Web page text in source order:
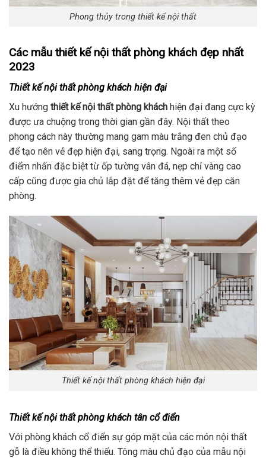
Phong thủy trong thiết kế nội thất
Các mẫu thiết kế nội thất phòng khách đẹp nhất
2023
Thiết kế nội thất phòng khách hiện đại
Xu hướng thiết kế nội thất phòng khách hiện đại đang cực kỳ
được ưa chuộng trong thời gian gần đây. Nội thất theo
phong cách này thường mang gam màu trắng đen chủ đạo
để tạo nên vẻ đẹp hiện đại, sang trọng. Ngoài ra một số
điểm nhấn đặc biệt từ ốp tường vân đá, nẹp chỉ vàng cao
cấp cũng được gia chủ lắp đặt để tăng thêm vẻ đẹp căn
phòng.
Thiết kế nội thất phòng khách hiện đại
Thiết kế nội thất phòng khách tân cổ điển
Với phòng khách cổ điển sự góp mặt của các món nội thất
gỗ là điều không thể thiếu. Tông màu chủ đạo của mẫu nội